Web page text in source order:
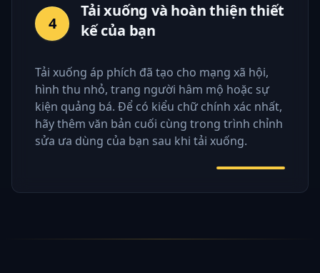
4
Tải xuống và hoàn thiện thiết
kế của bạn
Tải xuống áp phích đã tạo cho mạng xã hội,
hình thu nhỏ, trang người hâm mộ hoặc sự
kiện quảng bá. Để có kiểu chữ chính xác nhất,
hãy thêm văn bản cuối cùng trong trình chỉnh
sửa ưa dùng của bạn sau khi tải xuống.